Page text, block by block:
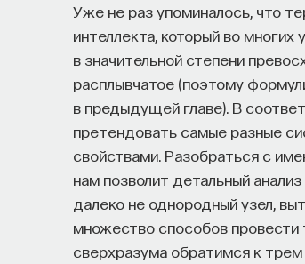
Уже не раз упоминалось, что
интеллекта, который во многих
в значительной степени
расплывчатое (поэтому
в предыдущей главе). В
претендовать самые разные
свойствами. Разобраться с
нам позволит детальный
далеко не однородный узел,
множество способов
сверхразума обратимся к